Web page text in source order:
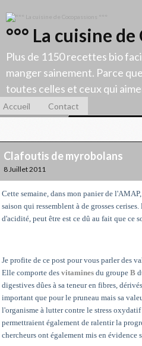
°°° La cuisine de
Plus de 1150 recettes bio
manger sainement. Parce
toutes celles et ceux qui
Accueil Contact
Clafoutis de myrobolans
8 Juillet 2011
Cette semaine, dans mon panier de
saison qui ressemblent à de grosses
d'acidité, peut être est ce dû au fait que ce
Je profite de ce post pour vous parler des
Elle comporte des vitamines du groupe B
digestives dûes à sa teneur en fibres,
important que pour le pruneau mais sa
l'organisme à lutter contre le stress
permettraient également de ralentir la
chercheurs ont également mis en